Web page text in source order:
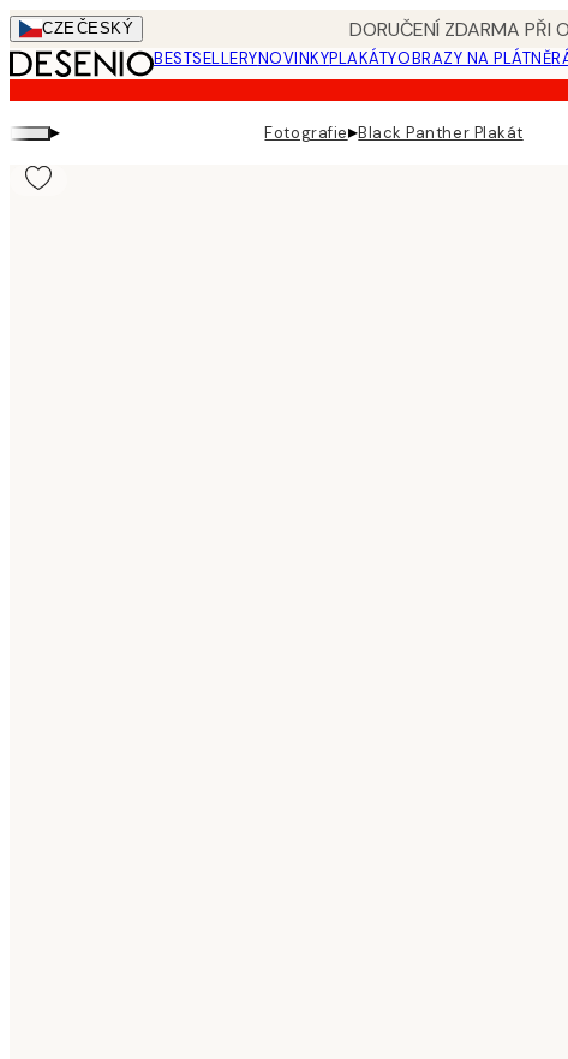
Skip
to
main
content.
CZEČESKÝ DORUČENÍ ZDARMA PŘI
BESTSELLERYNOVINKYPLAKÁTYOBRAZY NA PLÁTNĚ
▸ Fotografie▸Black Panther Plakát